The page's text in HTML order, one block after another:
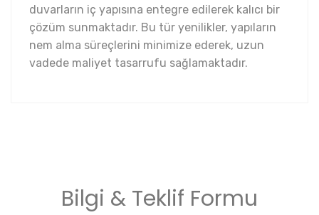
duvarların iç yapısına entegre edilerek kalıcı bir
çözüm sunmaktadır. Bu tür yenilikler, yapıların
nem alma süreçlerini minimize ederek, uzun
vadede maliyet tasarrufu sağlamaktadır.
Bilgi & Teklif Formu